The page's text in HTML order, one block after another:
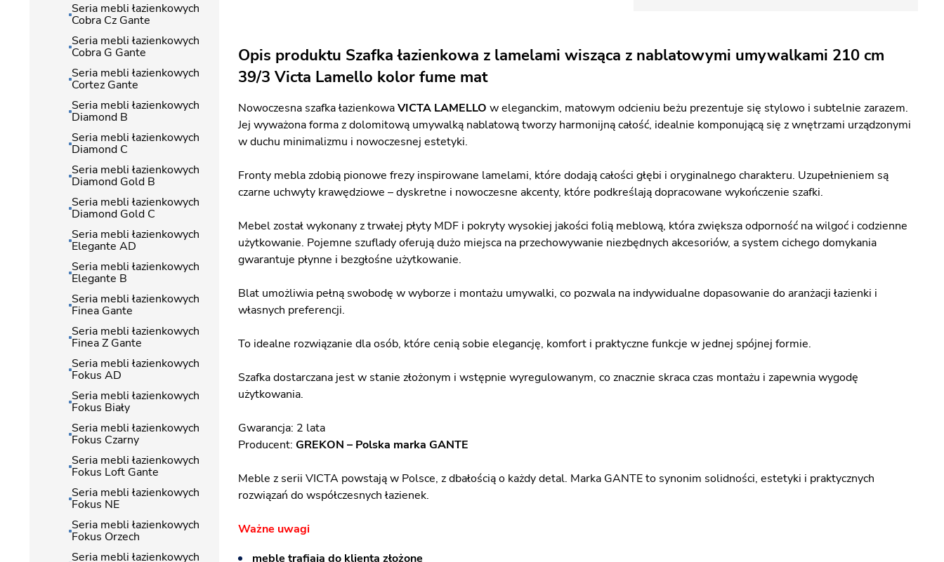
Opis produktu Szafka łazienkowa z lamelami wisząca z nablatowymi umywalkami 210 cm
39/3 Victa Lamello kolor fume mat
Nowoczesna szafka łazienkowaVICTA LAMELLO w eleganckim, matowym odcieniu beżu prezentuje się stylowo i subtelnie zarazem.
Jej wyważona forma z dolomitową umywalką nablatową tworzy harmonijną całość, idealnie komponującą się z wnętrzami urządzonymi
w duchu minimalizmu i nowoczesnej estetyki.
Fronty mebla zdobią pionowe frezy inspirowane lamelami, które dodają całości głębi i oryginalnego charakteru. Uzupełnieniem są
czarne uchwyty krawędziowe – dyskretne i nowoczesne akcenty, które podkreślają dopracowane wykończenie szafki.
Mebel został wykonany z trwałej płyty MDF i pokryty wysokiej jakości folią meblową, która zwiększa odporność na wilgoć i codzienne
użytkowanie. Pojemne szuflady oferują dużo miejsca na przechowywanie niezbędnych akcesoriów, a system cichego domykania
gwarantuje płynne i bezgłośne użytkowanie.
Blat umożliwia pełną swobodę w wyborze i montażu umywalki, co pozwala na indywidualne dopasowanie do aranżacji łazienki i
własnych preferencji.
To idealne rozwiązanie dla osób, które cenią sobie elegancję, komfort i praktyczne funkcje w jednej spójnej formie.
Szafka dostarczana jest w stanie złożonym i wstępnie wyregulowanym, co znacznie skraca czas montażu i zapewnia wygodę
użytkowania.
Gwarancja: 2 lata
Producent: GREKON – Polska marka GANTE
Meble z serii VICTA powstają w Polsce, z dbałością o każdy detal. Marka GANTE to synonim solidności, estetyki i praktycznych
rozwiązań do współczesnych łazienek.
Ważne uwagi
meble trafiają do klienta złożone
Seria mebli łazienkowych
Cobra Cz Gante
Seria mebli łazienkowych
Cobra G Gante
Seria mebli łazienkowych
Cortez Gante
Seria mebli łazienkowych
Diamond B
Seria mebli łazienkowych
Diamond C
Seria mebli łazienkowych
Diamond Gold B
Seria mebli łazienkowych
Diamond Gold C
Seria mebli łazienkowych
Elegante AD
Seria mebli łazienkowych
Elegante B
Seria mebli łazienkowych
Finea Gante
Seria mebli łazienkowych
Finea Z Gante
Seria mebli łazienkowych
Fokus AD
Seria mebli łazienkowych
Fokus Biały
Seria mebli łazienkowych
Fokus Czarny
Seria mebli łazienkowych
Fokus Loft Gante
Seria mebli łazienkowych
Fokus NE
Seria mebli łazienkowych
Fokus Orzech
Seria mebli łazienkowych